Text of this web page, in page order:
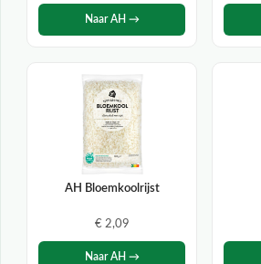
Naar AH →
AH Bloemkoolrijst
€ 2,09
Naar AH →